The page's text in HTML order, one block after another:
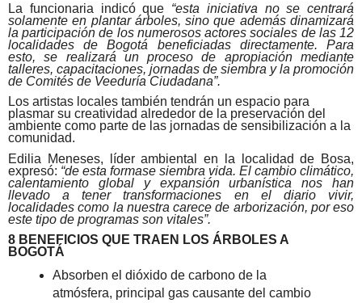
La funcionaria indicó que “esta iniciativa no se centrará
solamente en plantar árboles, sino que además dinamizará
la participación de los numerosos actores sociales de las 12
localidades de Bogotá beneficiadas directamente. Para
esto, se realizará un proceso de apropiación mediante
talleres, capacitaciones, jornadas de siembra y la promoción
de Comités de Veeduría Ciudadana”.
Los artistas locales también tendrán un espacio para
plasmar su creatividad alrededor de la preservación del
ambiente como parte de las jornadas de sensibilización a la
comunidad.
Edilia Meneses, líder ambiental en la localidad de Bosa,
expresó: “de esta formase siembra vida. El cambio climático,
calentamiento global y expansión urbanística nos han
llevado a tener transformaciones en el diario vivir,
localidades como la nuestra carece de arborización, por eso
este tipo de programas son vitales”.
8 BENEFICIOS QUE TRAEN LOS ÁRBOLES A
BOGOTÁ
Absorben el dióxido de carbono de la
atmósfera, principal gas causante del cambio